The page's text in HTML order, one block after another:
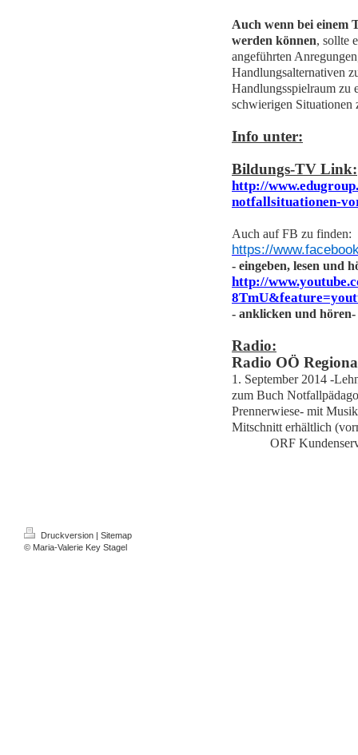
Auch wenn bei einem
werden können, sollte
angeführten
Handlungsalternativen
Handlungsspielraum zu
schwierigen Situationen
Info unter:
Bildungs-TV Link:
http://
notfallsituationen-
Auch auf FB zu finden:
https://
- eingeben, lesen und
http://
- anklicken und hören-
Radio:
Radio OÖ
1. September 2014 -
zum Buch
Prennerwiese- mit
Mitschnitt erhältlich
ORF
Druckversion | Sitemap
© Maria-Valerie Key Stagel